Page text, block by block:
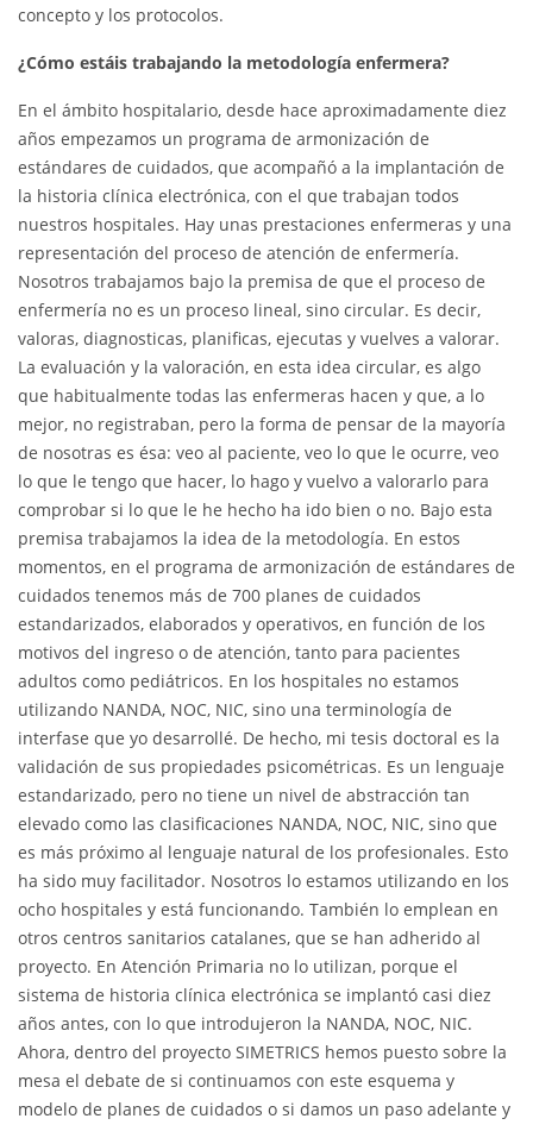
concepto y los protocolos.
¿Cómo estáis trabajando la metodología enfermera?
En el ámbito hospitalario, desde hace aproximadamente diez
años empezamos un programa de armonización de
estándares de cuidados, que acompañó a la implantación de
la historia clínica electrónica, con el que trabajan todos
nuestros hospitales. Hay unas prestaciones enfermeras y una
representación del proceso de atención de enfermería.
Nosotros trabajamos bajo la premisa de que el proceso de
enfermería no es un proceso lineal, sino circular. Es decir,
valoras, diagnosticas, planificas, ejecutas y vuelves a valorar.
La evaluación y la valoración, en esta idea circular, es algo
que habitualmente todas las enfermeras hacen y que, a lo
mejor, no registraban, pero la forma de pensar de la mayoría
de nosotras es ésa: veo al paciente, veo lo que le ocurre, veo
lo que le tengo que hacer, lo hago y vuelvo a valorarlo para
comprobar si lo que le he hecho ha ido bien o no. Bajo esta
premisa trabajamos la idea de la metodología. En estos
momentos, en el programa de armonización de estándares de
cuidados tenemos más de 700 planes de cuidados
estandarizados, elaborados y operativos, en función de los
motivos del ingreso o de atención, tanto para pacientes
adultos como pediátricos. En los hospitales no estamos
utilizando NANDA, NOC, NIC, sino una terminología de
interfase que yo desarrollé. De hecho, mi tesis doctoral es la
validación de sus propiedades psicométricas. Es un lenguaje
estandarizado, pero no tiene un nivel de abstracción tan
elevado como las clasificaciones NANDA, NOC, NIC, sino que
es más próximo al lenguaje natural de los profesionales. Esto
ha sido muy facilitador. Nosotros lo estamos utilizando en los
ocho hospitales y está funcionando. También lo emplean en
otros centros sanitarios catalanes, que se han adherido al
proyecto. En Atención Primaria no lo utilizan, porque el
sistema de historia clínica electrónica se implantó casi diez
años antes, con lo que introdujeron la NANDA, NOC, NIC.
Ahora, dentro del proyecto SIMETRICS hemos puesto sobre la
mesa el debate de si continuamos con este esquema y
modelo de planes de cuidados o si damos un paso adelante y